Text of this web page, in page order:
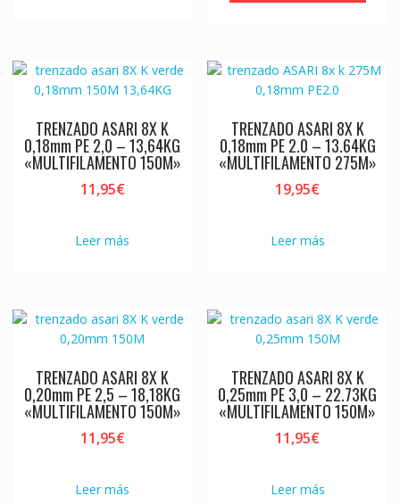
TRENZADO ASARI 8X K
0,18mm PE 2,0 – 13,64KG
«MULTIFILAMENTO 150M»
11,95€
Leer más
TRENZADO ASARI 8X K
0,18mm PE 2.0 – 13.64KG
«MULTIFILAMENTO 275M»
19,95€
Leer más
TRENZADO ASARI 8X K
0,20mm PE 2,5 – 18,18KG
«MULTIFILAMENTO 150M»
11,95€
Leer más
TRENZADO ASARI 8X K
0,25mm PE 3,0 – 22.73KG
«MULTIFILAMENTO 150M»
11,95€
Leer más